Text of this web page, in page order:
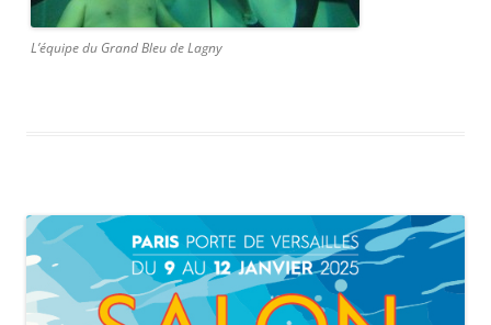
L’équipe du Grand Bleu de Lagny